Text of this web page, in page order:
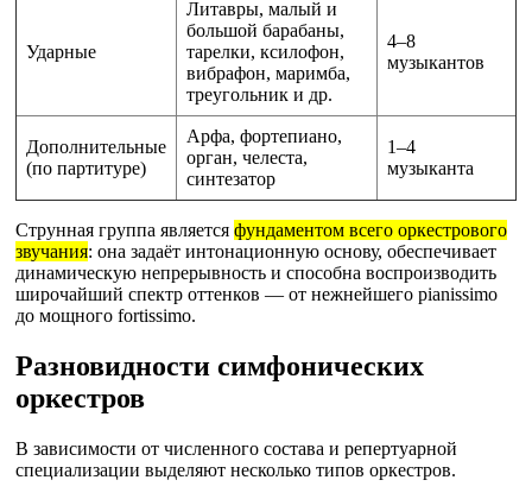
Ударные
Литавры, малый и
большой барабаны,
тарелки, ксилофон,
вибрафон, маримба,
треугольник и др.
4–8
музыкантов
Дополнительные
(по партитуре)
Арфа, фортепиано,
орган, челеста,
синтезатор
1–4
музыканта
Струнная группа является фундаментом всего оркестрового
звучания: она задаёт интонационную основу, обеспечивает
динамическую непрерывность и способна воспроизводить
широчайший спектр оттенков — от нежнейшего pianissimo
до мощного fortissimo.
Разновидности симфонических
оркестров
В зависимости от численного состава и репертуарной
специализации выделяют несколько типов оркестров.